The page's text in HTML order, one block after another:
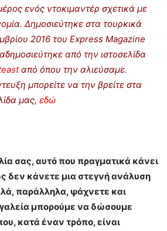
ενός ντοκιμαντέρ σχετικά με
Δημοσιεύτηκε στα τουρκικά
2016 του Express Magazine
από την ιστοσελίδα
από όπου την αλιεύσαμε.
μπορείτε να την βρείτε στα
μας, εδώ
σας, αυτό που πραγματικά κάνει
δεν κάνετε μια στεγνή ανάλυση
παράλληλα, ψάχνετε και
μπορούμε να δώσουμε
κατά έναν τρόπο, είναι